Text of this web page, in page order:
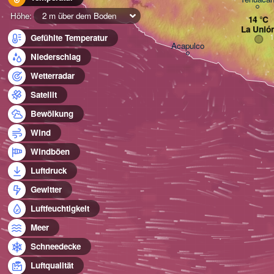
Höhe:
2 m über dem Boden
Gefühlte Temperatur
Niederschlag
Wetterradar
Satellit
Bewölkung
Wind
Windböen
Luftdruck
Gewitter
Luftfeuchtigkeit
Meer
Schneedecke
Luftqualität
Acapulco
La